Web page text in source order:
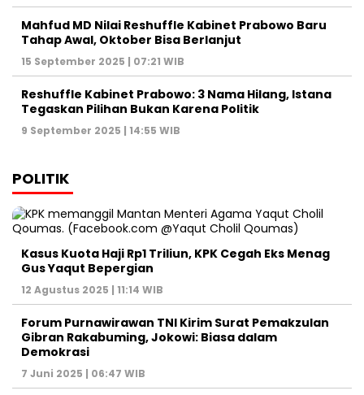
Mahfud MD Nilai Reshuffle Kabinet Prabowo Baru
Tahap Awal, Oktober Bisa Berlanjut
15 September 2025 | 07:21 WIB
Reshuffle Kabinet Prabowo: 3 Nama Hilang, Istana
Tegaskan Pilihan Bukan Karena Politik
9 September 2025 | 14:55 WIB
POLITIK
Kasus Kuota Haji Rp1 Triliun, KPK Cegah Eks Menag
Gus Yaqut Bepergian
12 Agustus 2025 | 11:14 WIB
Forum Purnawirawan TNI Kirim Surat Pemakzulan
Gibran Rakabuming, Jokowi: Biasa dalam
Demokrasi
7 Juni 2025 | 06:47 WIB